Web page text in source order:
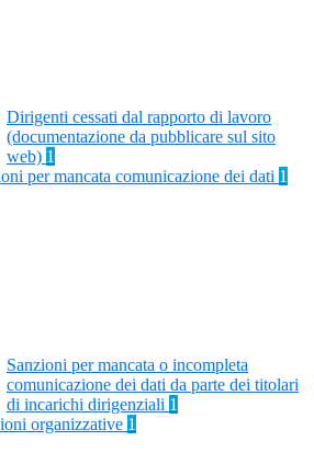
Dirigenti cessati dal rapporto di lavoro
(documentazione da pubblicare sul sito
web) 1
per mancata comunicazione dei dati 1
Sanzioni per mancata o incompleta
comunicazione dei dati da parte dei titolari
di incarichi dirigenziali 1
organizzative 1